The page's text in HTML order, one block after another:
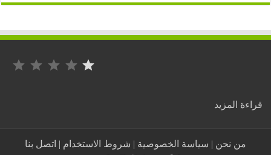
المزيد :
يتماطل
من نحن| سياسة الخصوصية|شروط الاستخدام|اتصل بنا